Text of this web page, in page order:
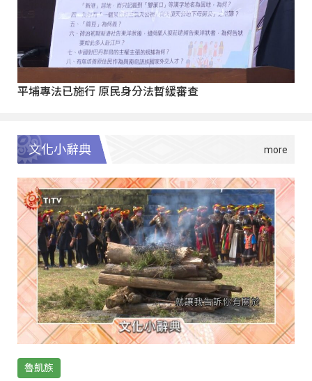
平埔專法已施行 原民身分法暫緩審查
文化小辭典
魯凱族